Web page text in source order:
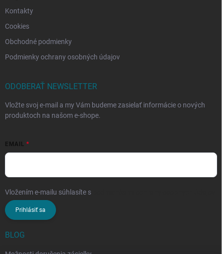
Kontakty
Cookies
Obchodné podmienky
Podmienky ochrany osobných údajov
ODOBERAŤ NEWSLETTER
Vložte svoj e-mail a my Vám budeme zasielať informácie o nových
produktoch na našom e-shope.
EMAIL
Vložením e-mailu súhlasíte s
Prihlásiť sa
BLOG